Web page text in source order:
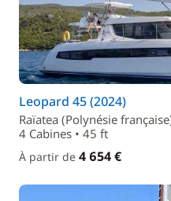
Leopard 45 (2024)
Raïatea (Polynésie
4 Cabines • 45 ft
À partir de 4 654 €